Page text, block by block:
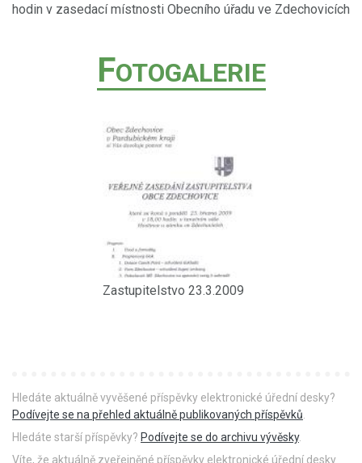
hodin v zasedací místnosti Obecního úřadu ve Zdechovicích
FOTOGALERIE
Zastupitelstvo 23.3.2009
Hledáte aktuálně vyvěšené příspěvky elektronické úřední desky?
Podívejte se na přehled aktuálně publikovaných příspěvků
Hledáte starší příspěvky? Podívejte se do archivu vývěsky.
Víte, že aktuálně zveřejněné příspěvky elektronické úřední desky